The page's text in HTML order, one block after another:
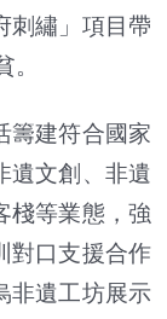
刺繡」項目帶
籌建符合國家
遺文創、非遺
棧等業態，強
對口支援合作
非遺工坊展示